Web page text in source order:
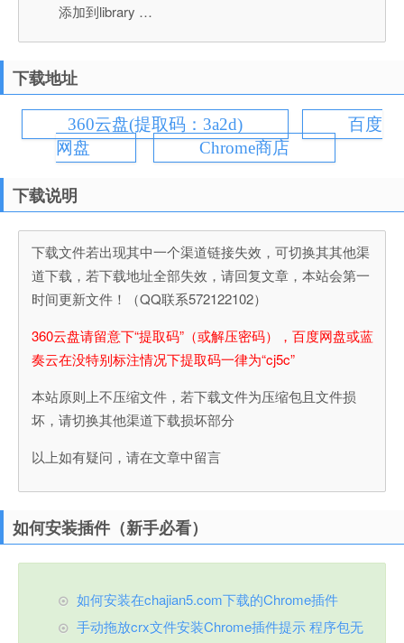
添加到library …
下载地址
360云盘(提取码：3a2d)
百度
网盘
Chrome商店
下载说明
下载文件若出现其中一个渠道链接失效，可切换其其他渠
道下载，若下载地址全部失效，请回复文章，本站会第一
时间更新文件！（QQ联系572122102）
360云盘请留意下“提取码”（或解压密码），百度网盘或蓝
奏云在没特别标注情况下提取码一律为“cj5c”
本站原则上不压缩文件，若下载文件为压缩包且文件损
坏，请切换其他渠道下载损坏部分
以上如有疑问，请在文章中留言
如何安装插件（新手必看）
如何安装在chajian5.com下载的Chrome插件
手动拖放crx文件安装Chrome插件提示 程序包无